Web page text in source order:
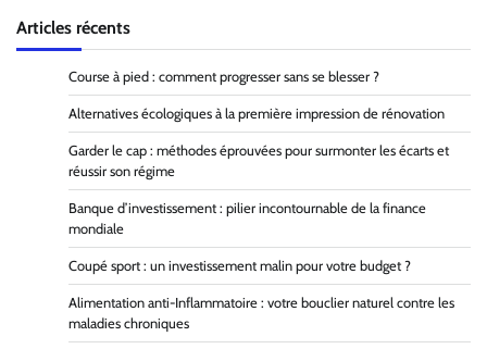
Articles récents
Course à pied : comment progresser sans se blesser ?
Alternatives écologiques à la première impression de rénovation
Garder le cap : méthodes éprouvées pour surmonter les écarts et
réussir son régime
Banque d’investissement : pilier incontournable de la finance
mondiale
Coupé sport : un investissement malin pour votre budget ?
Alimentation anti-Inflammatoire : votre bouclier naturel contre les
maladies chroniques